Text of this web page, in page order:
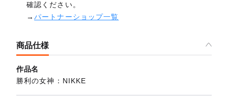
確認ください。
→パートナーショップ一覧
商品仕様
作品名
勝利の女神：NIKKE